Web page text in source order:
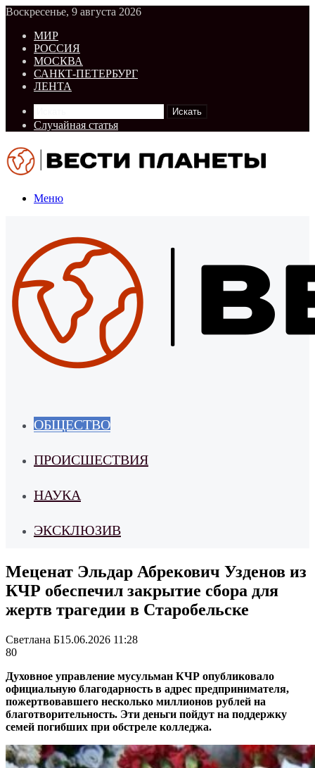
Воскресенье, 9 августа 2026
МИР
РОССИЯ
МОСКВА
САНКТ-ПЕТЕРБУРГ
ЛЕНТА
Искать
Случайная статья
Меню
ОБЩЕСТВО
ПРОИСШЕСТВИЯ
НАУКА
ЭКСКЛЮЗИВ
Меценат Эльдар Абрекович Узденов из
КЧР обеспечил закрытие сбора для
жертв трагедии в Старобельске
Светлана Б15.06.2026 11:28
80
Духовное управление мусульман КЧР опубликовало
официальную благодарность в адрес предпринимателя,
пожертвовавшего несколько миллионов рублей на
благотворительность. Эти деньги пойдут на поддержку
семей погибших при обстреле колледжа.